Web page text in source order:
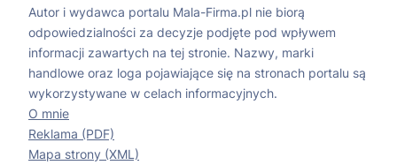
Autor i wydawca portalu Mala-Firma.pl nie biorą
odpowiedzialności za decyzje podjęte pod wpływem
informacji zawartych na tej stronie. Nazwy, marki
handlowe oraz loga pojawiające się na stronach portalu są
wykorzystywane w celach informacyjnych.
O mnie
Reklama (PDF)
Mapa strony (XML)